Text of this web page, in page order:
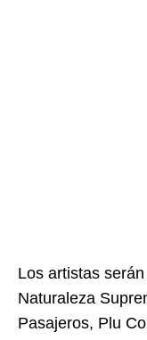
Los artistas
Naturaleza
Pasajeros, Plu